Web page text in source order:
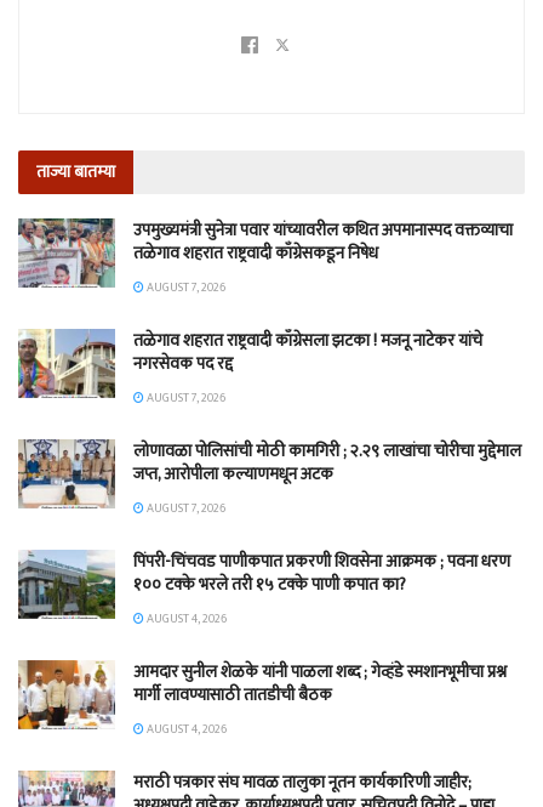
ताज्या बातम्या
उपमुख्यमंत्री सुनेत्रा पवार यांच्यावरील कथित अपमानास्पद वक्तव्याचा
तळेगाव शहरात राष्ट्रवादी काँग्रेसकडून निषेध
AUGUST 7, 2026
तळेगाव शहरात राष्ट्रवादी काँग्रेसला झटका ! मजनू नाटेकर यांचे
नगरसेवक पद रद्द
AUGUST 7, 2026
लोणावळा पोलिसांची मोठी कामगिरी ; २.२९ लाखांचा चोरीचा मुद्देमाल
जप्त, आरोपीला कल्याणमधून अटक
AUGUST 7, 2026
पिंपरी-चिंचवड पाणीकपात प्रकरणी शिवसेना आक्रमक ; पवना धरण
१०० टक्के भरले तरी १५ टक्के पाणी कपात का?
AUGUST 4, 2026
आमदार सुनील शेळके यांनी पाळला शब्द ; गेव्हंडे स्मशानभूमीचा प्रश्न
मार्गी लावण्यासाठी तातडीची बैठक
AUGUST 4, 2026
मराठी पत्रकार संघ मावळ तालुका नूतन कार्यकारिणी जाहीर;